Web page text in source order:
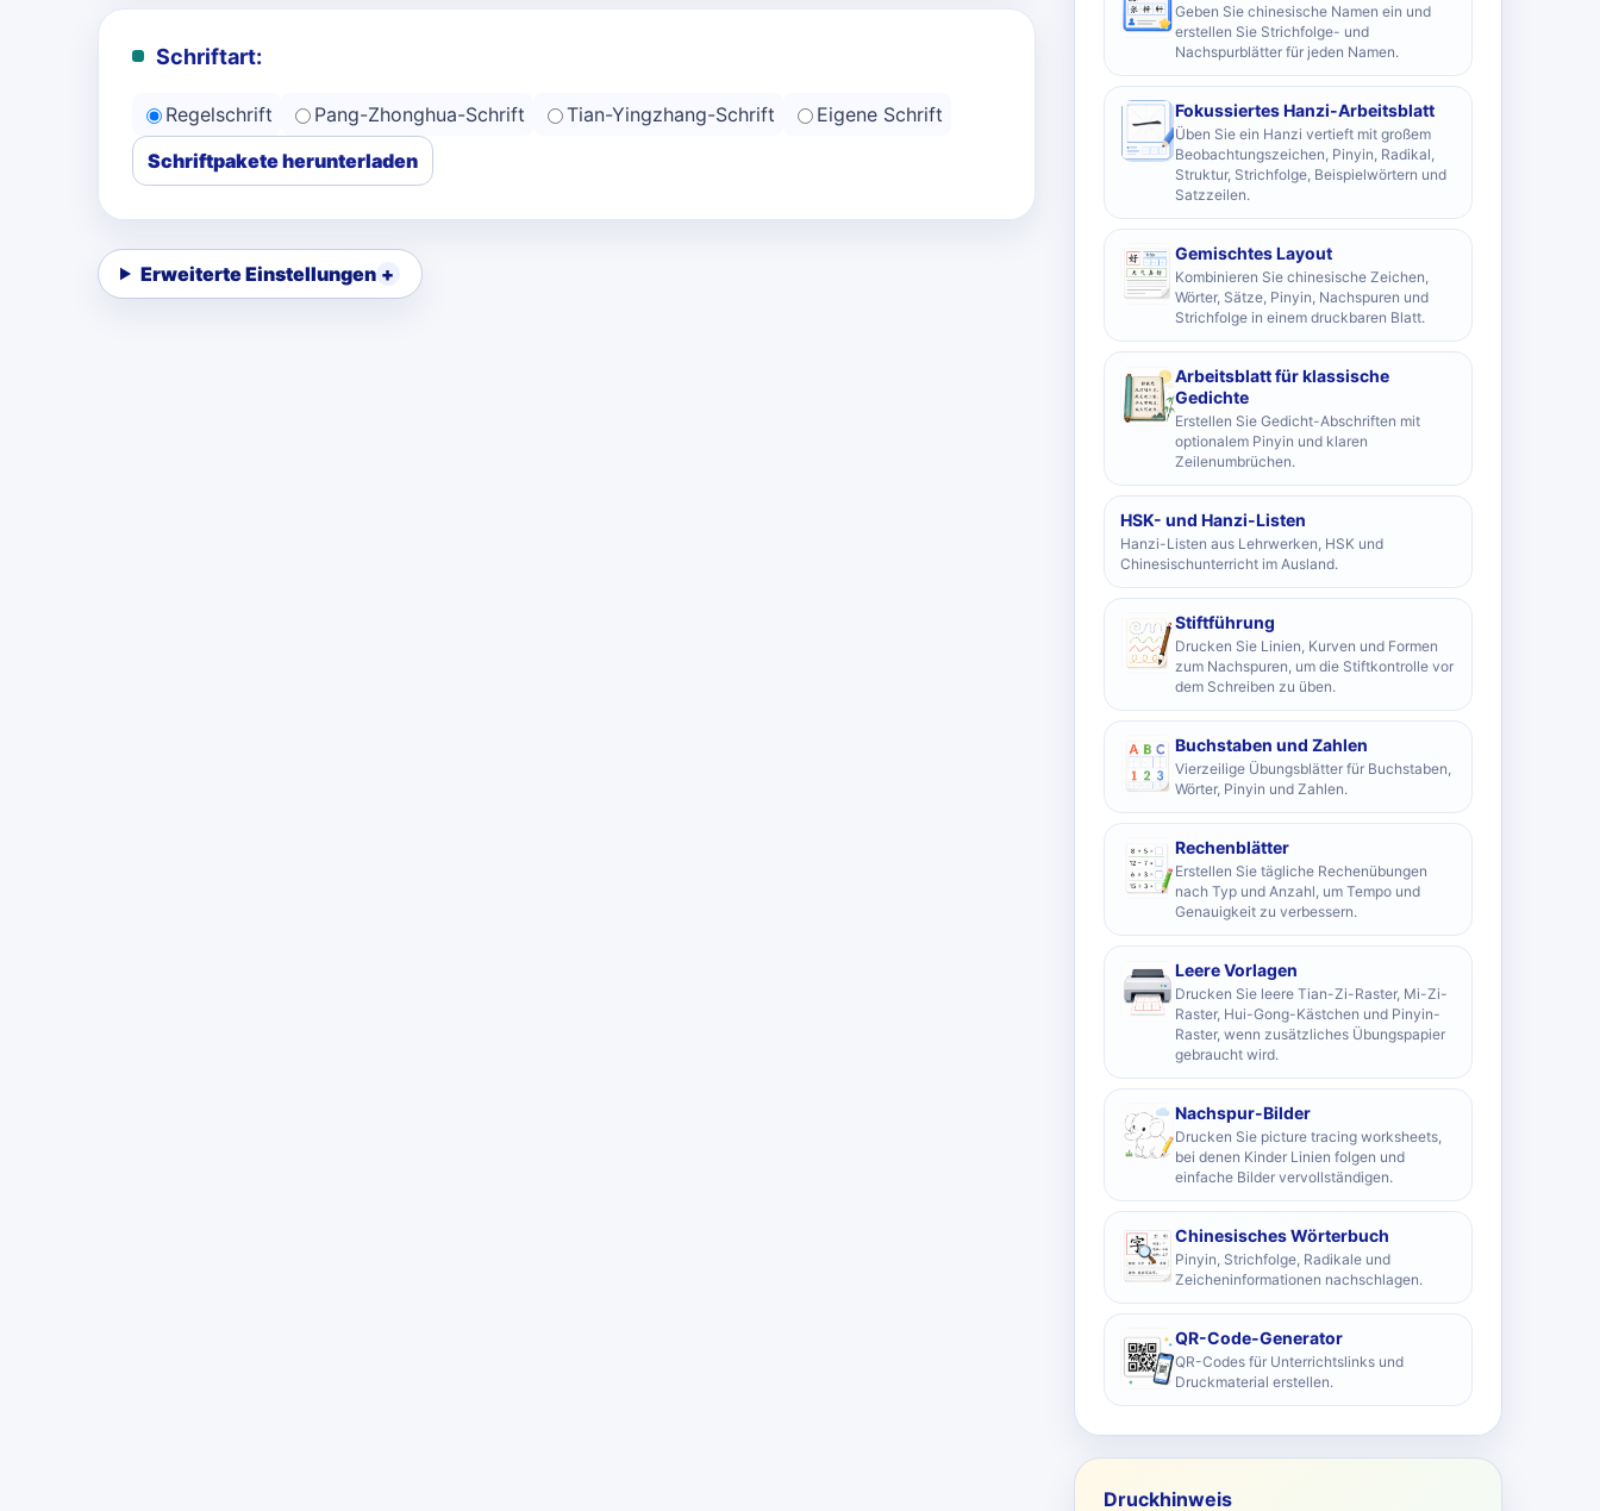
Schriftart:
Regelschrift Pang-Zhonghua-Schrift Tian-Yingzhang-Schrift
Eigene Schrift
Schriftpakete herunterladen
Erweiterte Einstellungen
Geben Sie chinesische Namen ein und
erstellen Sie Strichfolge- und
Nachspurblätter für jeden Namen.
Fokussiertes Hanzi-Arbeitsblatt
Üben Sie ein Hanzi vertieft mit großem
Beobachtungszeichen, Pinyin, Radikal,
Struktur, Strichfolge, Beispielwörtern und
Satzzeilen.
Gemischtes Layout
Kombinieren Sie chinesische Zeichen,
Wörter, Sätze, Pinyin, Nachspuren und
Strichfolge in einem druckbaren Blatt.
Arbeitsblatt für klassische
Gedichte
Erstellen Sie Gedicht-Abschriften mit
optionalem Pinyin und klaren
Zeilenumbrüchen.
HSK- und Hanzi-Listen
Hanzi-Listen aus Lehrwerken, HSK und
Chinesischunterricht im Ausland.
Stiftführung
Drucken Sie Linien, Kurven und Formen
zum Nachspuren, um die Stiftkontrolle vor
dem Schreiben zu üben.
Buchstaben und Zahlen
Vierzeilige Übungsblätter für Buchstaben,
Wörter, Pinyin und Zahlen.
Rechenblätter
Erstellen Sie tägliche Rechenübungen
nach Typ und Anzahl, um Tempo und
Genauigkeit zu verbessern.
Leere Vorlagen
Drucken Sie leere Tian-Zi-Raster, Mi-Zi-
Raster, Hui-Gong-Kästchen und Pinyin-
Raster, wenn zusätzliches Übungspapier
gebraucht wird.
Nachspur-Bilder
Drucken Sie picture tracing worksheets,
bei denen Kinder Linien folgen und
einfache Bilder vervollständigen.
Chinesisches Wörterbuch
Pinyin, Strichfolge, Radikale und
Zeicheninformationen nachschlagen.
QR-Code-Generator
QR-Codes für Unterrichtslinks und
Druckmaterial erstellen.
Druckhinweis